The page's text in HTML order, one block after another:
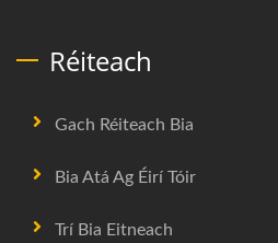
Réiteach
Gach Réiteach Bia
Bia Atá Ag Éirí Tóir
Trí Bia Eitneach